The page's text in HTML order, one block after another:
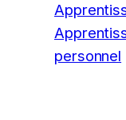
personnel